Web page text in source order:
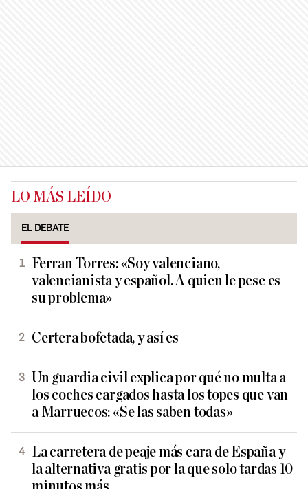
LO MÁS LEÍDO
EL DEBATE
Ferran Torres: «Soy valenciano,
valencianista y español. A quien le pese es
su problema»
Certera bofetada, y así es
Un guardia civil explica por qué no multa a
los coches cargados hasta los topes que van
a Marruecos: «Se las saben todas»
La carretera de peaje más cara de España y
la alternativa gratis por la que solo tardas 10